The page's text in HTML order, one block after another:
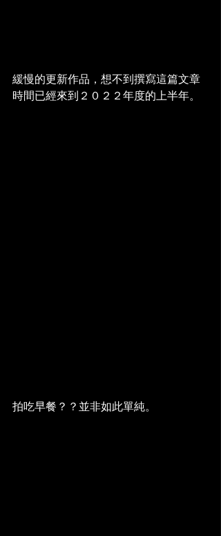
緩慢的更新作品，想不到撰寫這篇文章
時間已經來到２０２２年度的上半年。
拍吃早餐？？並非如此單純。